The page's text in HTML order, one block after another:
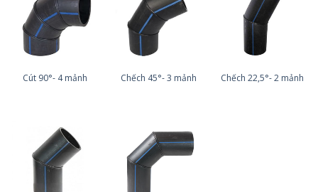
Cút 90°- 4 mảnh Chếch 45°- 3 mảnh Chếch 22,5°- 2 mảnh